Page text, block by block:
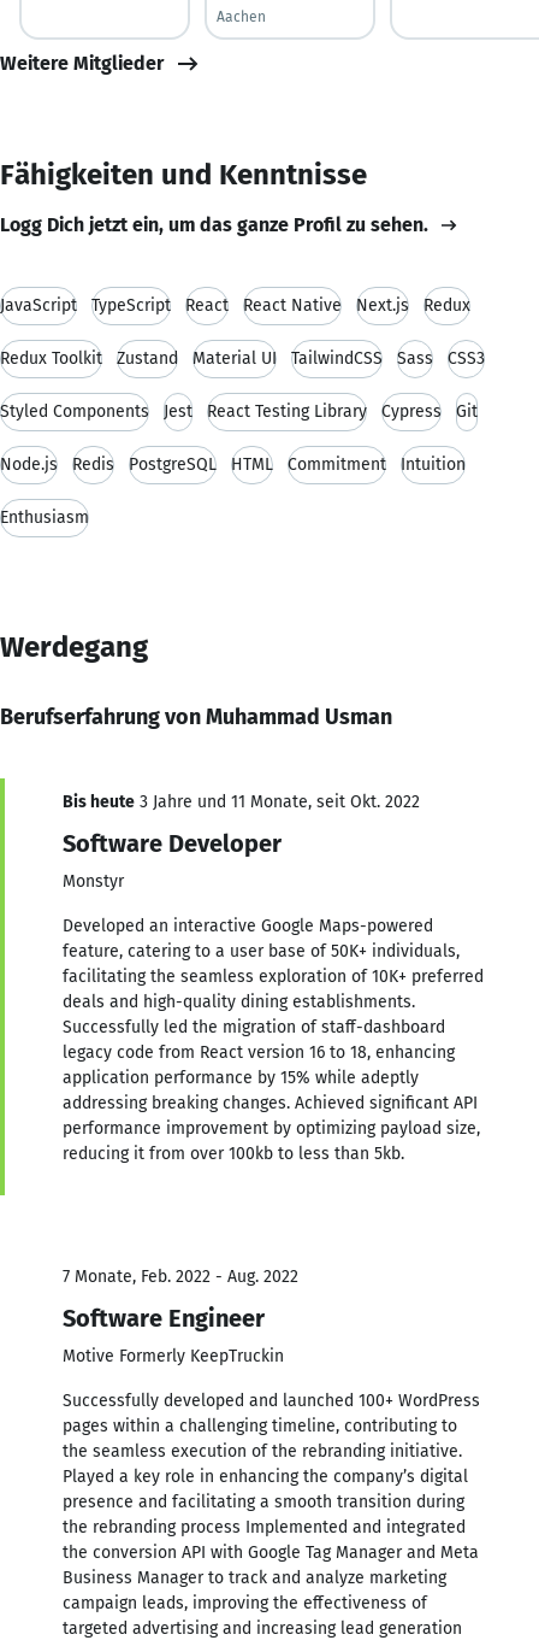
Aachen
Weitere Mitglieder
Fähigkeiten und Kenntnisse
Logg Dich jetzt ein, um das ganze Profil zu sehen.
JavaScript TypeScript React React Native Next.js Redux
Redux Toolkit Zustand Material UI TailwindCSS Sass CSS3
Styled Components Jest React Testing Library Cypress Git
Node.js Redis PostgreSQL HTML Commitment Intuition
Enthusiasm
Werdegang
Berufserfahrung von Muhammad Usman
Bis heute 3 Jahre und 11 Monate, seit Okt. 2022
Software Developer
Monstyr
Developed an interactive Google Maps-powered
feature, catering to a user base of 50K+ individuals,
facilitating the seamless exploration of 10K+ preferred
deals and high-quality dining establishments.
Successfully led the migration of staff-dashboard
legacy code from React version 16 to 18, enhancing
application performance by 15% while adeptly
addressing breaking changes. Achieved significant API
performance improvement by optimizing payload size,
reducing it from over 100kb to less than 5kb.
7 Monate, Feb. 2022 - Aug. 2022
Software Engineer
Motive Formerly KeepTruckin
Successfully developed and launched 100+ WordPress
pages within a challenging timeline, contributing to
the seamless execution of the rebranding initiative.
Played a key role in enhancing the company’s digital
presence and facilitating a smooth transition during
the rebranding process Implemented and integrated
the conversion API with Google Tag Manager and Meta
Business Manager to track and analyze marketing
campaign leads, improving the effectiveness of
targeted advertising and increasing lead generation